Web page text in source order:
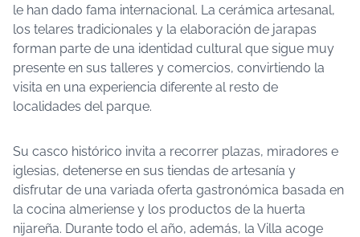
le han dado fama internacional. La cerámica artesanal,
los telares tradicionales y la elaboración de jarapas
forman parte de una identidad cultural que sigue muy
presente en sus talleres y comercios, convirtiendo la
visita en una experiencia diferente al resto de
localidades del parque.
Su casco histórico invita a recorrer plazas, miradores e
iglesias, detenerse en sus tiendas de artesanía y
disfrutar de una variada oferta gastronómica basada en
la cocina almeriense y los productos de la huerta
nijareña. Durante todo el año, además, la Villa acoge